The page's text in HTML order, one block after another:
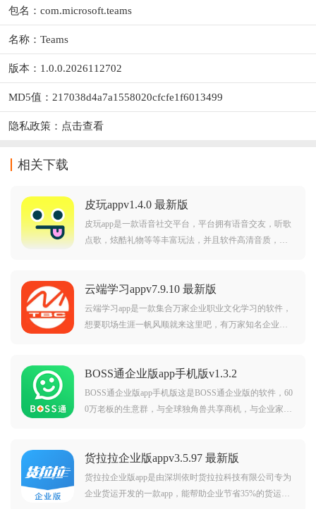
包名：com.microsoft.teams
名称：Teams
版本：1.0.0.2026112702
MD5值：217038d4a7a1558020cfcfe1f6013499
隐私政策： 点击查看
相关下载
皮玩appv1.4.0 最新版
皮玩app是一款语音社交平台，平台拥有语音交友，听歌
点歌，炫酷礼物等等丰富玩法，并且软件高清音质，运
云端学习appv7.9.10 最新版
云端学习app是一款集合万家企业职业文化学习的软件，
想要职场生涯一帆风顺就来这里吧，有万家知名企业数
BOSS通企业版app手机版v1.3.2
BOSS通企业版app手机版这是BOSS通企业版的软件，60
0万老板的生意群，与全球独角兽共享商机，与企业家实
廉，精挑
货拉拉企业版appv3.5.97 最新版
货拉拉企业版app是由深圳依时货拉拉科技有限公司专为
企业货运开发的一款app，能帮助企业节省35%的货运费